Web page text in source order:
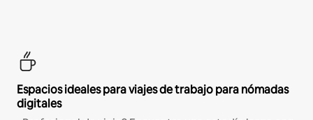
Espacios ideales para viajes de trabajo para nómadas
digitales